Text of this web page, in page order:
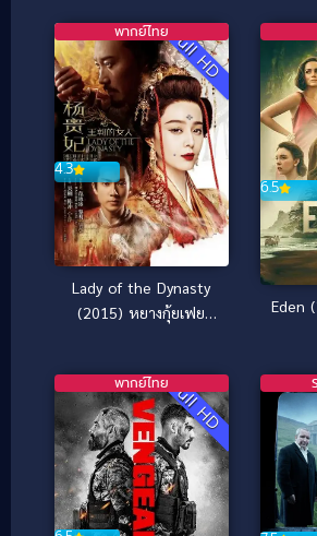
Full HD
4.3
พากย์ไทย
Lady of the Dynasty
(2015) หยางกุ้ยเฟย
6.5
Eden
Full HD
พากย์ไทย